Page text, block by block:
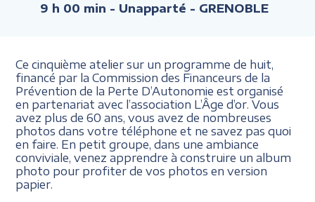
9 h 00 min - Unapparté - GRENOBLE
Ce cinquième atelier sur un programme de huit,
financé par la Commission des Financeurs de la
Prévention de la Perte D’Autonomie est organisé
en partenariat avec l’association L’Âge d’or. Vous
avez plus de 60 ans, vous avez de nombreuses
photos dans votre téléphone et ne savez pas quoi
en faire. En petit groupe, dans une ambiance
conviviale, venez apprendre à construire un album
photo pour profiter de vos photos en version
papier.